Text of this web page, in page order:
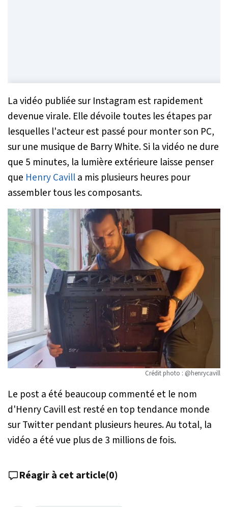
La vidéo publiée sur Instagram est rapidement
devenue virale. Elle dévoile toutes les étapes par
lesquelles l'acteur est passé pour monter son PC,
sur une musique de Barry White. Si la vidéo ne dure
que 5 minutes, la lumière extérieure laisse penser
que Henry Cavilla mis plusieurs heures pour
assembler tous les composants.
Crédit photo : @henrycavill
Le post a été beaucoup commenté et le nom
d'Henry Cavill est resté en top tendance monde
sur Twitter pendant plusieurs heures. Au total, la
vidéo a été vue plus de 3 millions de fois.
Réagir à cet article(0)